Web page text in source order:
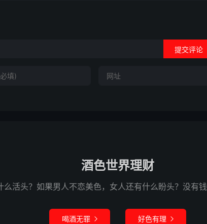
提交评论
酒色世界理财
活头？如果男人不恋美色，女人还有什么盼头？没有
喝酒无罪  好色有理 